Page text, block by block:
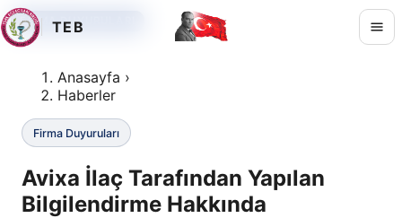
TEB
Anasayfa ›
Haberler
Firma Duyuruları
Avixa İlaç Tarafından Yapılan
Bilgilendirme Hakkında
FIRMA DUYURULARI
FIRMA DUYURULARI
FIRMA DUYURULARI